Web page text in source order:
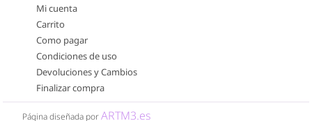
Mi cuenta
Carrito
Como pagar
Condiciones de uso
Devoluciones y Cambios
Finalizar compra
Página diseñada porARTM3.es